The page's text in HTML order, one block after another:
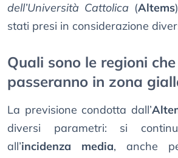
dell’Università Cattolica (Altems
stati presi in considerazione
Quali sono le regioni
passeranno in zona
La previsione condotta dall’
diversi parametri: si
all’incidenza media, anche